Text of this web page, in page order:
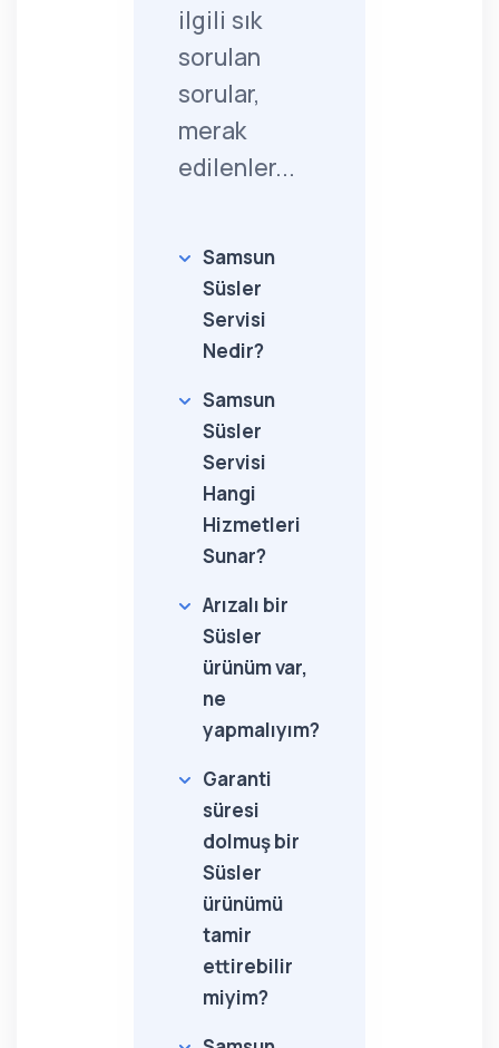
ilgili sık
sorulan
sorular,
merak
edilenler...
Samsun
Süsler
Servisi
Nedir?
Samsun
Süsler
Servisi
Hangi
Hizmetleri
Sunar?
Arızalı bir
Süsler
ürünüm var,
ne
yapmalıyım?
Garanti
süresi
dolmuş bir
Süsler
ürünümü
tamir
ettirebilir
miyim?